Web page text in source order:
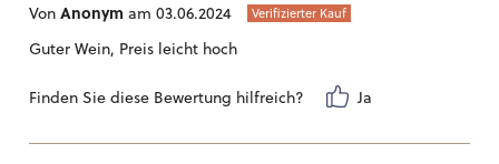
Von Anonym am 03.06.2024 Verifizierter Kauf
Guter Wein, Preis leicht hoch
Finden Sie diese Bewertung hilfreich? Ja